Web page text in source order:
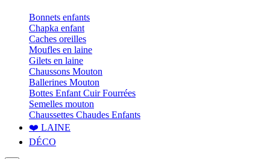
Bonnets enfants
Chapka enfant
Caches oreilles
Moufles en laine
Gilets en laine
Chaussons Mouton
Ballerines Mouton
Bottes Enfant Cuir Fourrées
Semelles mouton
Chaussettes Chaudes Enfants
❤️ LAINE
DÉCO